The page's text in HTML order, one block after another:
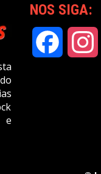
e
NOS SIGA:
Facebook